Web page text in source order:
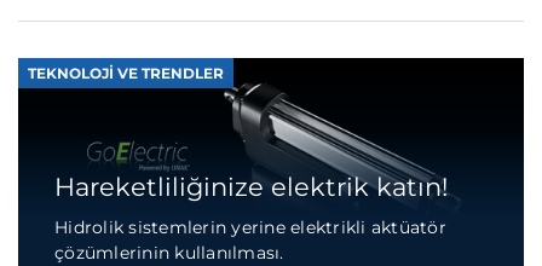
TEKNOLOJI VE TRENDLER
Hareketliliğinize elektrik katın!
Hidrolik sistemlerin yerine elektrikli aktüatör
çözümlerinin kullanılması.